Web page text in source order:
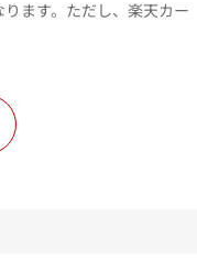
ます。ただし、楽天カー
料